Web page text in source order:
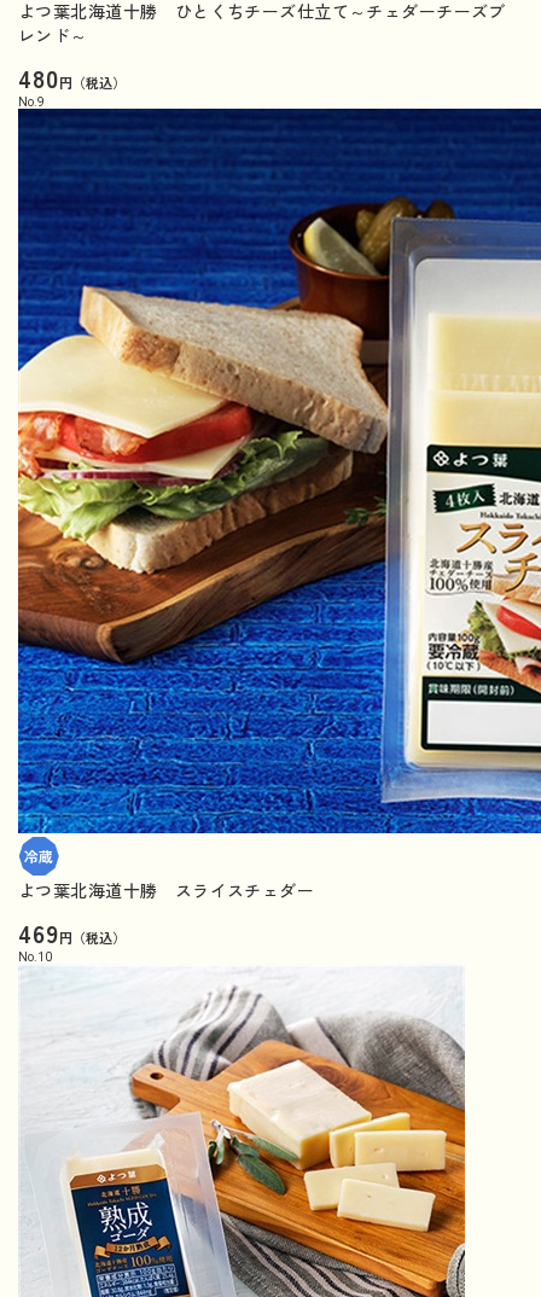
よつ葉北海道十勝 ひとくちチーズ仕立て～チェダーチーズブ
レンド～
480円（税込）
No. 9
よつ葉北海道十勝 スライスチェダー
469円（税込）
No. 10